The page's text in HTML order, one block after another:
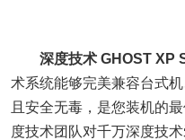
深度技术 GHOST XP
术系统能够完美兼容台式
且安全无毒，是您装机的
度技术团队对千万深度技术